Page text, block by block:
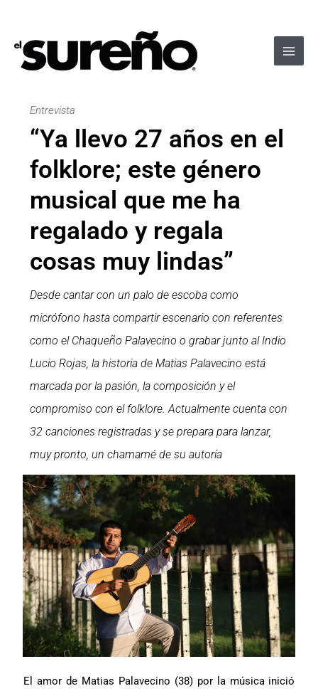
contenido
Entrevista
“Ya llevo 27 años en el
folklore; este género
musical que me ha
regalado y regala
cosas muy lindas”
Desde cantar con un palo de escoba como
micrófono hasta compartir escenario con referentes
como el Chaqueño Palavecino o grabar junto al Indio
Lucio Rojas, la historia de Matias Palavecino está
marcada por la pasión, la composición y el
compromiso con el folklore. Actualmente cuenta con
32 canciones registradas y se prepara para lanzar,
muy pronto, un chamamé de su autoría
El amor de Matias Palavecino (38) por la música inició
entradas